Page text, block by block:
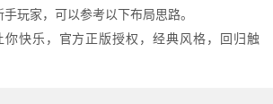
玩家，可以参考以下布局思路。
你快乐，官方正版授权，经典风格，回归触